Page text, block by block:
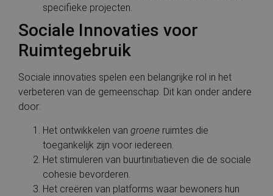
specifieke projecten.
Sociale Innovaties voor
Ruimtegebruik
Sociale innovaties spelen een belangrijke rol in het
verbeteren van de gemeenschap. Dit kan onder andere
door:
Het ontwikkelen van groene ruimtes die
toegankelijk zijn voor iedereen.
Het stimuleren van buurtinitiatieven die de sociale
cohesie bevorderen.
Het creëren van platforms waar bewoners hun